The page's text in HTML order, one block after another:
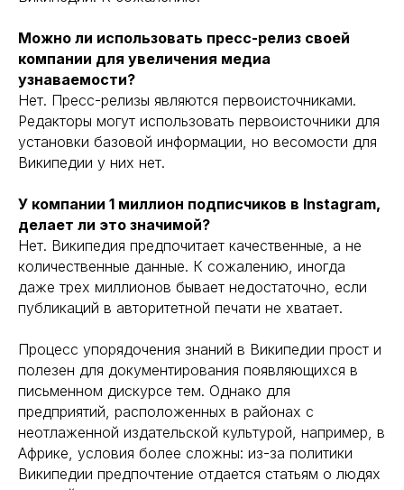
Можно ли использовать пресс-релиз своей
компании для увеличения медиа
узнаваемости?
Нет. Пресс-релизы являются первоисточниками.
Редакторы могут использовать первоисточники для
установки базовой информации, но весомости для
Википедии у них нет.
У компании 1 миллион подписчиков в Instagram,
делает ли это значимой?
Нет. Википедия предпочитает качественные, а не
количественные данные. К сожалению, иногда
даже трех миллионов бывает недостаточно, если
публикаций в авторитетной печати не хватает.
Процесс упорядочения знаний в Википедии прост и
полезен для документирования появляющихся в
письменном дискурсе тем. Однако для
предприятий, расположенных в районах с
неотлаженной издательской культурой, например, в
Африке, условия более сложны: из-за политики
Википедии предпочтение отдается статьям о людях